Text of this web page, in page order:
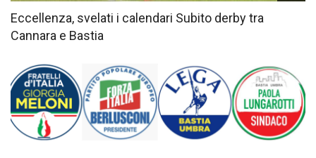
Eccellenza, svelati i calendari Subito derby tra
Cannara e Bastia